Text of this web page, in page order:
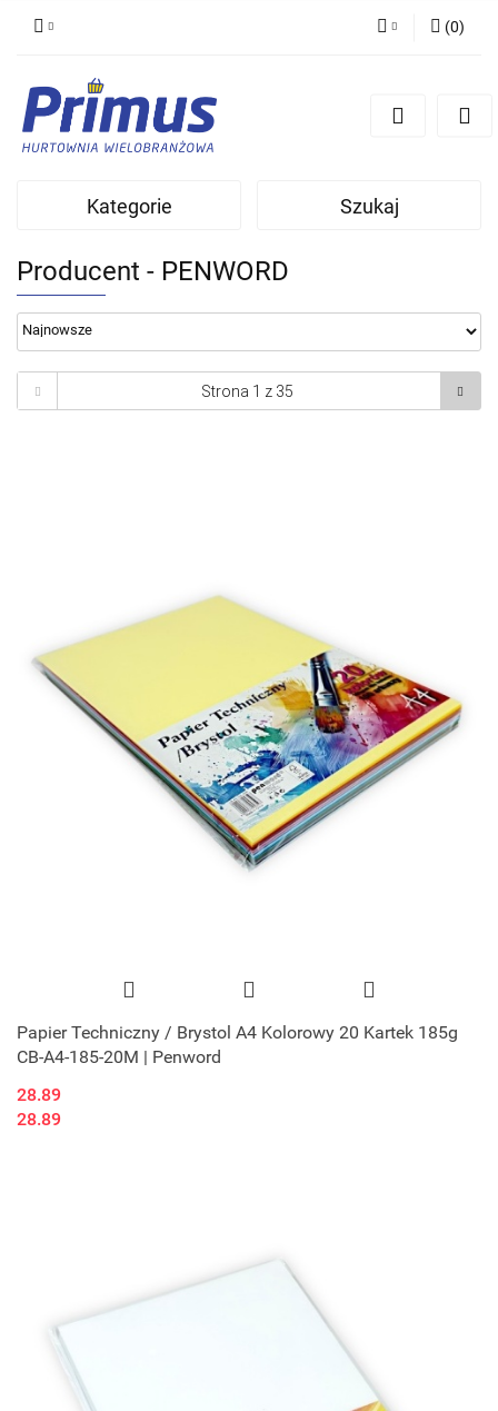
Zarejestruj się
(0)
Kategorie Szukaj
Producent - PENWORD
Papier Techniczny / Brystol A4 Kolorowy 20 Kartek 185g
CB-A4-185-20M | Penword
28.89
28.89